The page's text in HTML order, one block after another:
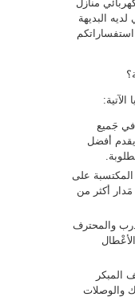
منازل
البديهة
في جَميع
أفضل
المكتسبة على
أكثر من
والمحترف
المبكر
والوصلات